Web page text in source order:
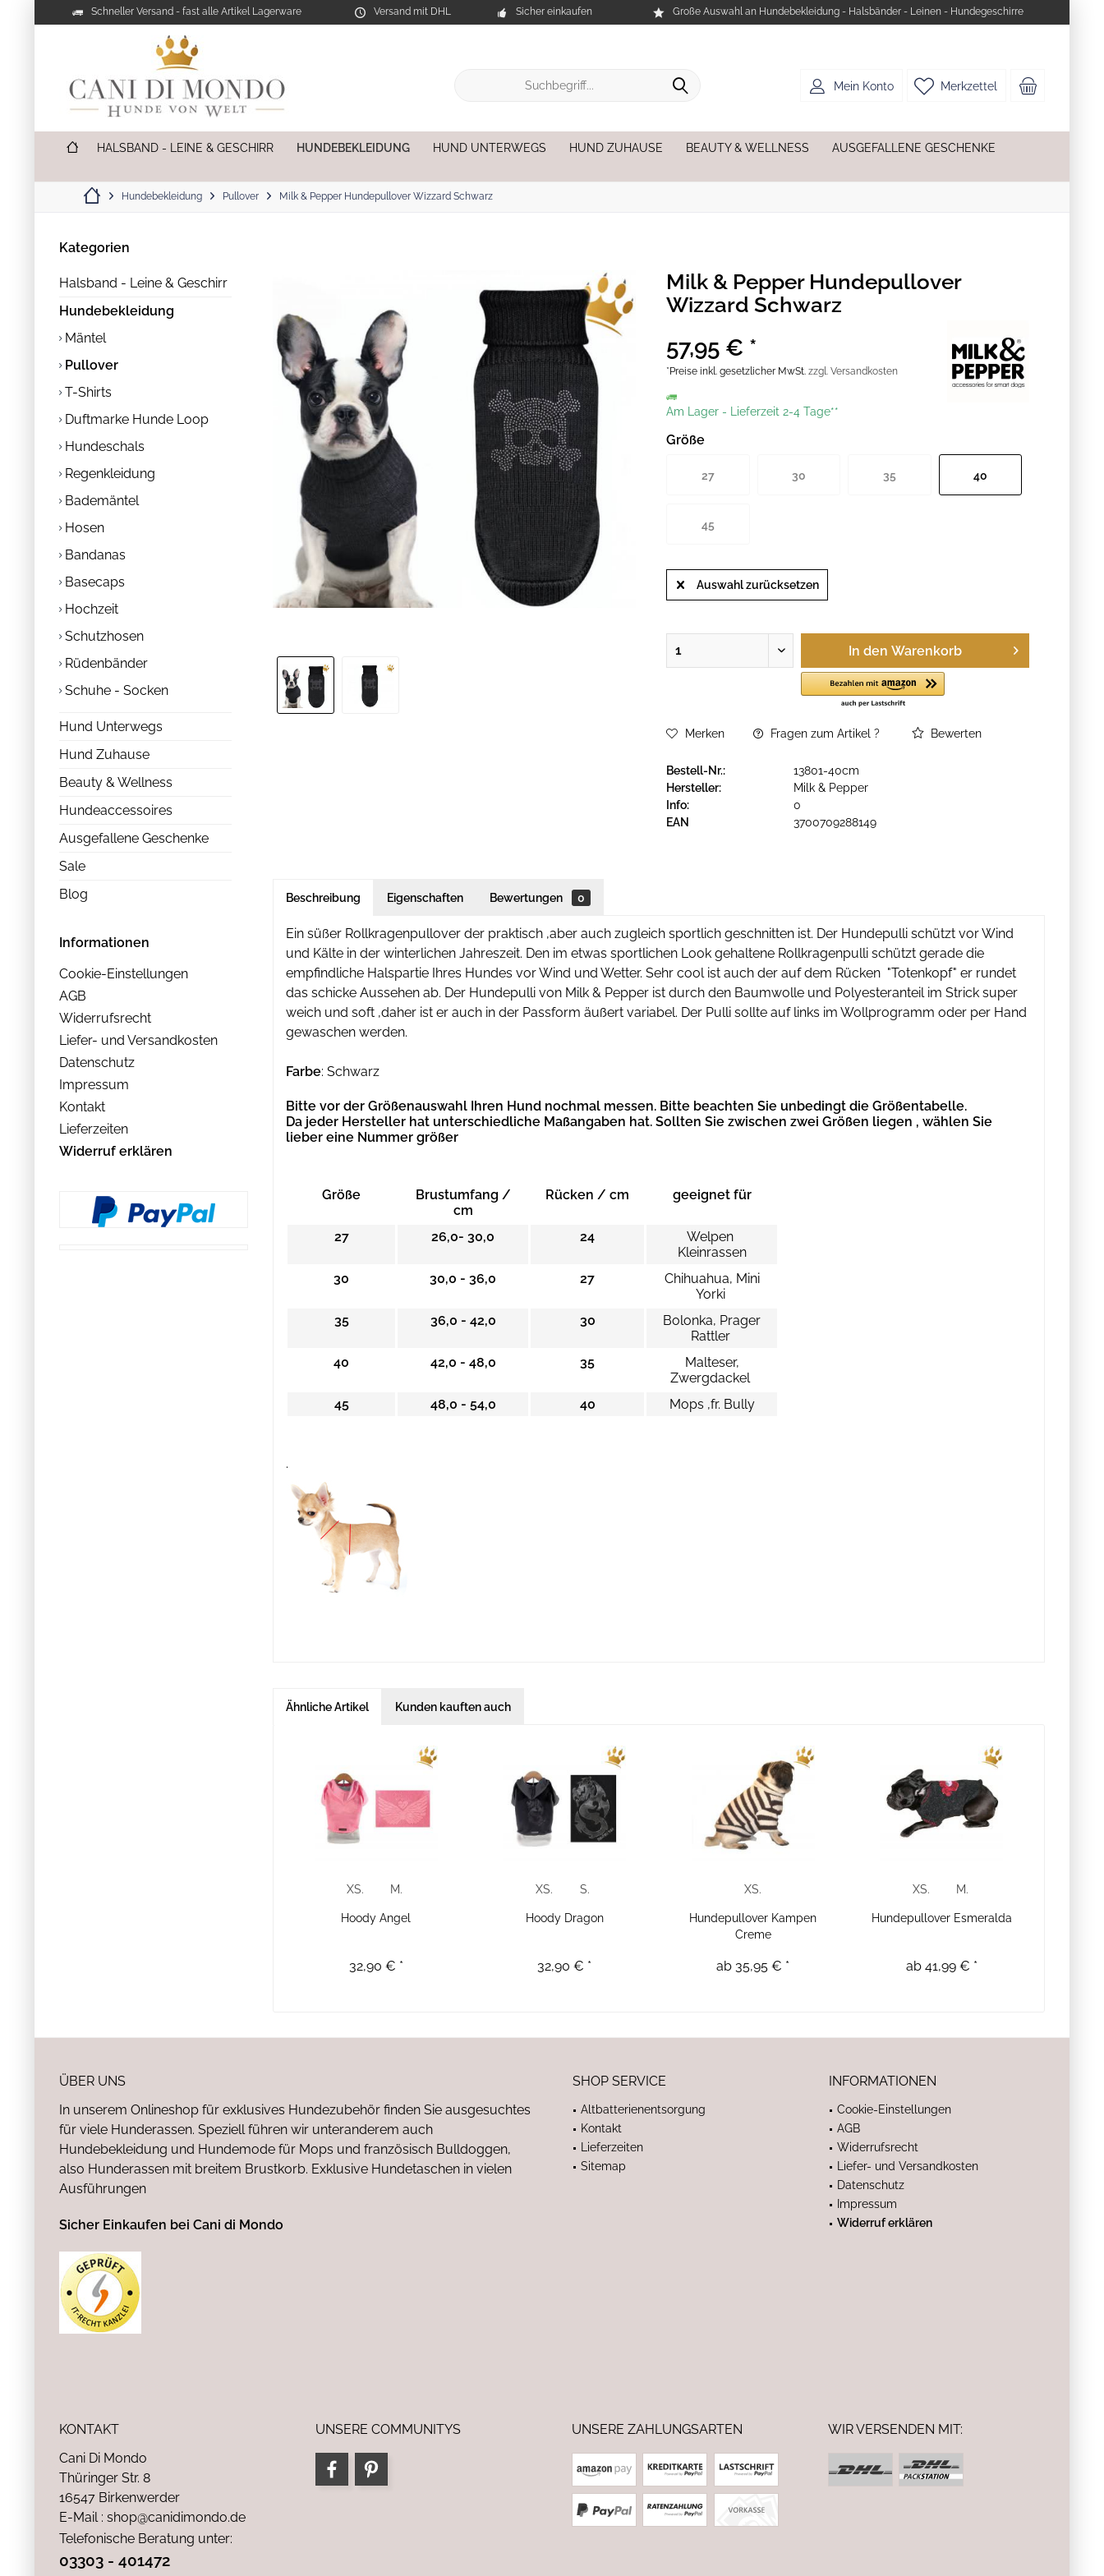
Schneller Versand - fast alle Artikel Lagerware Versand mit DHL Sicher einkaufen Große Auswahl an Hundebekleidung - Halsbänder - Leinen - Hundegeschirre
Merkzettel
Mein Konto
HALSBAND - LEINE & GESCHIRR HUNDEBEKLEIDUNG HUND UNTERWEGS HUND ZUHAUSE BEAUTY & WELLNESS AUSGEFALLENE GESCHENKE
Hundebekleidung Pullover Milk & Pepper Hundepullover Wizzard Schwarz
Kategorien
Halsband - Leine & Geschirr
Hundebekleidung
Mäntel
Pullover
T-Shirts
Duftmarke Hunde Loop
Hundeschals
Regenkleidung
Bademäntel
Hosen
Bandanas
Basecaps
Hochzeit
Schutzhosen
Rüdenbänder
Schuhe - Socken
Hund Unterwegs
Hund Zuhause
Beauty & Wellness
Hundeaccessoires
Ausgefallene Geschenke
Sale
Blog
Informationen
Cookie-Einstellungen
AGB
Widerrufsrecht
Liefer- und Versandkosten
Datenschutz
Impressum
Kontakt
Lieferzeiten
Widerruf erklären
Milk & Pepper Hundepullover
Wizzard Schwarz
57,95 € *
*Preise inkl. gesetzlicher MwSt.zzgl. Versandkosten
Am Lager - Lieferzeit 2-4 Tage**
Größe
27 30 35 40
45
Auswahl zurücksetzen
In den Warenkorb
Merken Fragen zum Artikel ? Bewerten
Bestell-Nr.:
13801-40cm
Hersteller:
Milk & Pepper
Info:
0
EAN
3700709288149
Beschreibung Eigenschaften Bewertungen 0
Ein süßer Rollkragenpullover der praktisch ,aber auch zugleich sportlich geschnitten ist. Der Hundepulli schützt vor Wind
und Kälte in der winterlichen Jahreszeit. Den im etwas sportlichen Look gehaltene Rollkragenpulli schützt gerade die
empfindliche Halspartie Ihres Hundes vor Wind und Wetter. Sehr cool ist auch der auf dem Rücken "Totenkopf" er rundet
das schicke Aussehen ab. Der Hundepulli von Milk & Pepper ist durch den Baumwolle und Polyesteranteil im Strick super
weich und soft ,daher ist er auch in der Passform äußert variabel. Der Pulli sollte auf links im Wollprogramm oder per Hand
gewaschen werden.
Farbe: Schwarz
Bitte vor der Größenauswahl Ihren Hund nochmal messen. Bitte beachten Sie unbedingt die Größentabelle.
Da jeder Hersteller hat unterschiedliche Maßangaben hat. Sollten Sie zwischen zwei Größen liegen , wählen Sie
lieber eine Nummer größer
Größe
Brustumfang /
cm
Rücken / cm geeignet für
27 26,0- 30,0 24
Welpen
Kleinrassen
30
30,0 - 36,0 27
Chihuahua, Mini
Yorki
35
36,0 - 42,0 30
Bolonka, Prager
Rattler
40
42,0 - 48,0 35
Malteser,
Zwergdackel
45
48,0 - 54,0 40 Mops ,fr. Bully
.
Ähnliche Artikel Kunden kauften auch
XS. M.
Hoody Angel
32,90 € *
XS. S.
Hoody Dragon
32,90 € *
XS.
Hundepullover Kampen
Creme
ab 35,95 € *
XS. M.
Hundepullover Esmeralda
ab 41,99 € *
ÜBER UNS
In unserem Onlineshop für exklusives Hundezubehör finden Sie ausgesuchtes
für viele Hunderassen. Speziell führen wir unteranderem auch
Hundebekleidung und Hundemode für Mops und französisch Bulldoggen,
also Hunderassen mit breitem Brustkorb. Exklusive Hundetaschen in vielen
Ausführungen
Sicher Einkaufen bei Cani di Mondo
SHOP SERVICE
Altbatterienentsorgung
Kontakt
Lieferzeiten
Sitemap
INFORMATIONEN
Cookie-Einstellungen
AGB
Widerrufsrecht
Liefer- und Versandkosten
Datenschutz
Impressum
Widerruf erklären
KONTAKT
Cani Di Mondo
Thüringer Str. 8
16547 Birkenwerder
E-Mail : shop@canidimondo.de
Telefonische Beratung unter:
03303 - 401472
UNSERE COMMUNITYS UNSERE ZAHLUNGSARTEN WIR VERSENDEN MIT: